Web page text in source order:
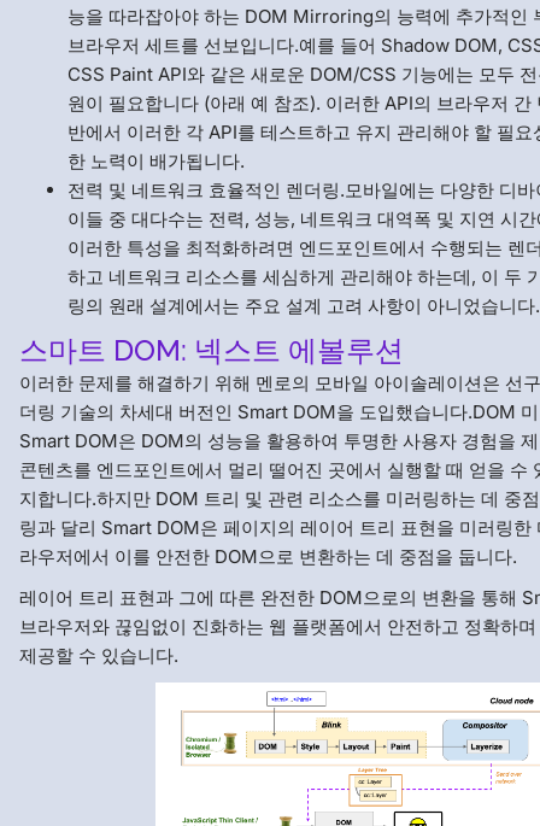
능을 따라잡아야 하는 DOM Mirroring의 능력에 추가적인
브라우저 세트를 선보입니다.예를 들어 Shadow DOM,
CSS Paint API와 같은 새로운 DOM/CSS 기능에는 모두
원이 필요합니다 (아래 예 참조). 이러한 API의 브라우저 간
반에서 이러한 각 API를 테스트하고 유지 관리해야 할 필
한 노력이 배가됩니다.
전력 및 네트워크 효율적인 렌더링.모바일에는 다양한 디
이들 중 대다수는 전력, 성능, 네트워크 대역폭 및 지연 시
이러한 특성을 최적화하려면 엔드포인트에서 수행되는 렌
하고 네트워크 리소스를 세심하게 관리해야 하는데, 이 두
링의 원래 설계에서는 주요 설계 고려 사항이 아니었습니다.
스마트 DOM: 넥스트 에볼루션
이러한 문제를 해결하기 위해 멘로의 모바일 아이솔레이션은 선
더링 기술의 차세대 버전인 Smart DOM을 도입했습니다.DOM
Smart DOM은 DOM의 성능을 활용하여 투명한 사용자 경험을
콘텐츠를 엔드포인트에서 멀리 떨어진 곳에서 실행할 때 얻을 수
지합니다.하지만 DOM 트리 및 관련 리소스를 미러링하는 데 중
링과 달리 Smart DOM은 페이지의 레이어 트리 표현을 미러링한
라우저에서 이를 안전한 DOM으로 변환하는 데 중점을 둡니다.
레이어 트리 표현과 그에 따른 완전한 DOM으로의 변환을 통해
브라우저와 끊임없이 진화하는 웹 플랫폼에서 안전하고 정확하
제공할 수 있습니다.